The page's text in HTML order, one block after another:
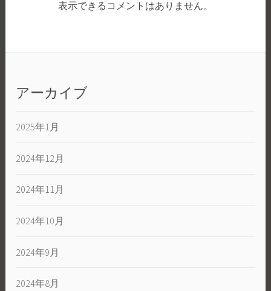
表示できるコメントはありません。
アーカイブ
2025年1月
2024年12月
2024年11月
2024年10月
2024年9月
2024年8月